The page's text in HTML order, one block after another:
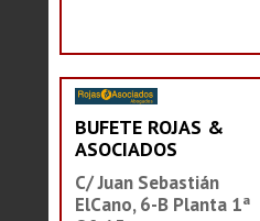
BUFETE ROJAS &
ASOCIADOS
C/ Juan Sebastián
ElCano, 6-B Planta 1ª